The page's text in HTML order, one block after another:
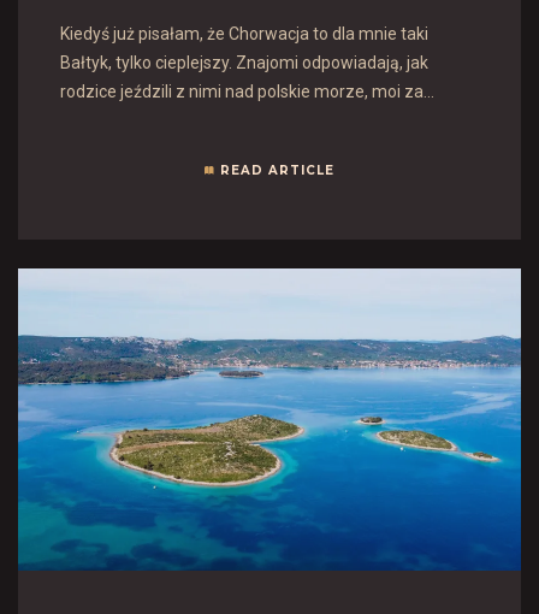
Kiedyś już pisałam, że Chorwacja to dla mnie taki
Bałtyk, tylko cieplejszy. Znajomi odpowiadają, jak
rodzice jeździli z nimi nad polskie morze, moi za…
READ ARTICLE